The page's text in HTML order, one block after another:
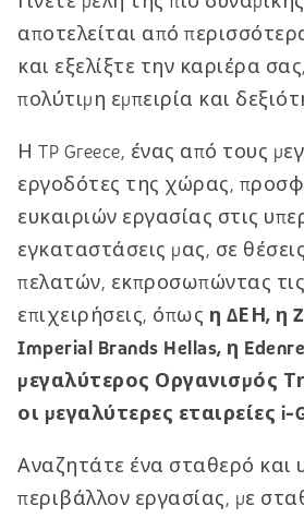
αποτελείται από
και εξελίξτε την καριέρα
πολύτιμη εμπειρία και
Η TP Greece, ένας από τους
εργοδότες της χώρας,
ευκαιριών εργασίας στις
εγκαταστάσεις μας, σε
πελατών, εκπροσωπώντας
επιχειρήσεις, όπως η ΔΕΗ, η
Imperial Brands Hellas, η
μεγαλύτερος Οργανισμός
οι μεγαλύτερες εταιρείες i-
Αναζητάτε ένα σταθερό και
περιβάλλον εργασίας, με